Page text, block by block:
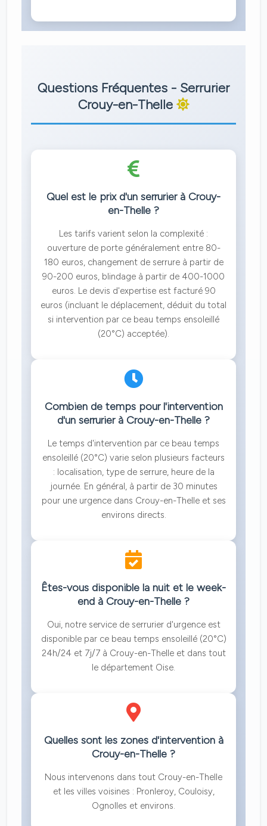
Questions Fréquentes - Serrurier
Crouy-en-Thelle
Quel est le prix d'un serrurier à Crouy-
en-Thelle ?
Les tarifs varient selon la complexité :
ouverture de porte généralement entre 80-
180 euros, changement de serrure à partir de
90-200 euros, blindage à partir de 400-1000
euros. Le devis d'expertise est facturé 90
euros (incluant le déplacement, déduit du total
si intervention par ce beau temps ensoleillé
(20°C) acceptée).
Combien de temps pour l'intervention
d'un serrurier à Crouy-en-Thelle ?
Le temps d'intervention par ce beau temps
ensoleillé (20°C) varie selon plusieurs facteurs
: localisation, type de serrure, heure de la
journée. En général, à partir de 30 minutes
pour une urgence dans Crouy-en-Thelle et ses
environs directs.
Êtes-vous disponible la nuit et le week-
end à Crouy-en-Thelle ?
Oui, notre service de serrurier d'urgence est
disponible par ce beau temps ensoleillé (20°C)
24h/24 et 7j/7 à Crouy-en-Thelle et dans tout
le département Oise.
Quelles sont les zones d'intervention à
Crouy-en-Thelle ?
Nous intervenons dans tout Crouy-en-Thelle
et les villes voisines : Pronleroy, Couloisy,
Ognolles et environs.